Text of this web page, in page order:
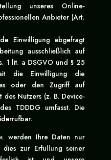
unseres Online-
Anbieter (Art.
Einwilligung abgefragt
ausschließlich auf
1 lit. a DSGVO und § 25
die Einwilligung die
oder den Zugriff auf
Nutzers (z. B. Device-
TDDDG umfasst. Die
werden Ihre Daten nur
dies zur Erfüllung seiner